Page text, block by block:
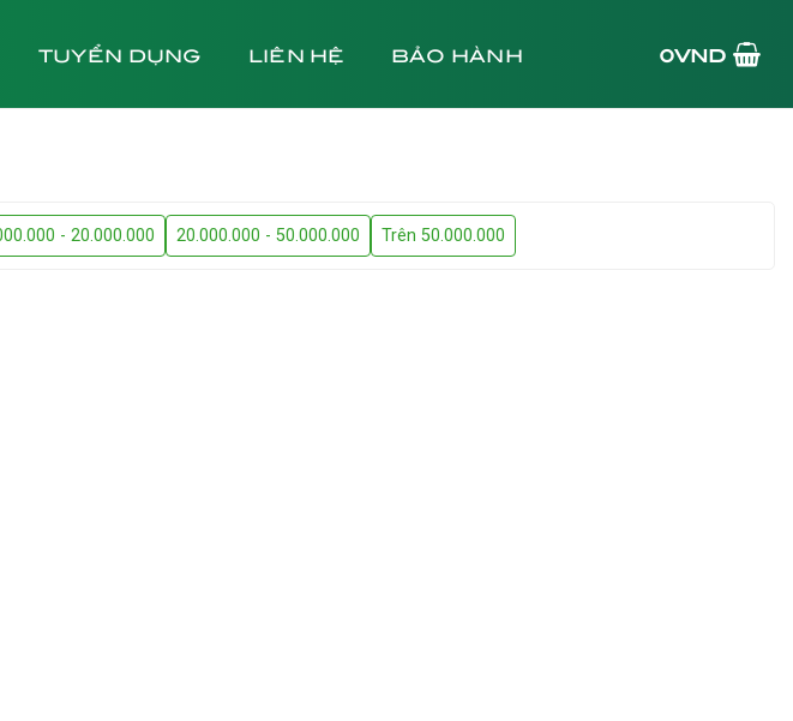
TUYỂN DỤNG LIÊN HỆ BẢO HÀNH 0VND
- 20.000.000 20.000.000 - 50.000.000 Trên 50.000.000